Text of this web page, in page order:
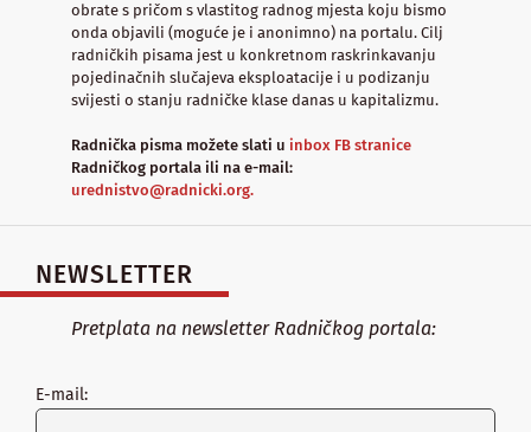
obrate s pričom s vlastitog radnog mjesta koju bismo
onda objavili (moguće je i anonimno) na portalu. Cilj
radničkih pisama jest u konkretnom raskrinkavanju
pojedinačnih slučajeva eksploatacije i u podizanju
svijesti o stanju radničke klase danas u kapitalizmu.
Radnička pisma možete slati u inbox FB stranice
Radničkog portala ili na e-mail:
urednistvo@radnicki.org.
NEWSLETTER
Pretplata na newsletter Radničkog portala:
E-mail: